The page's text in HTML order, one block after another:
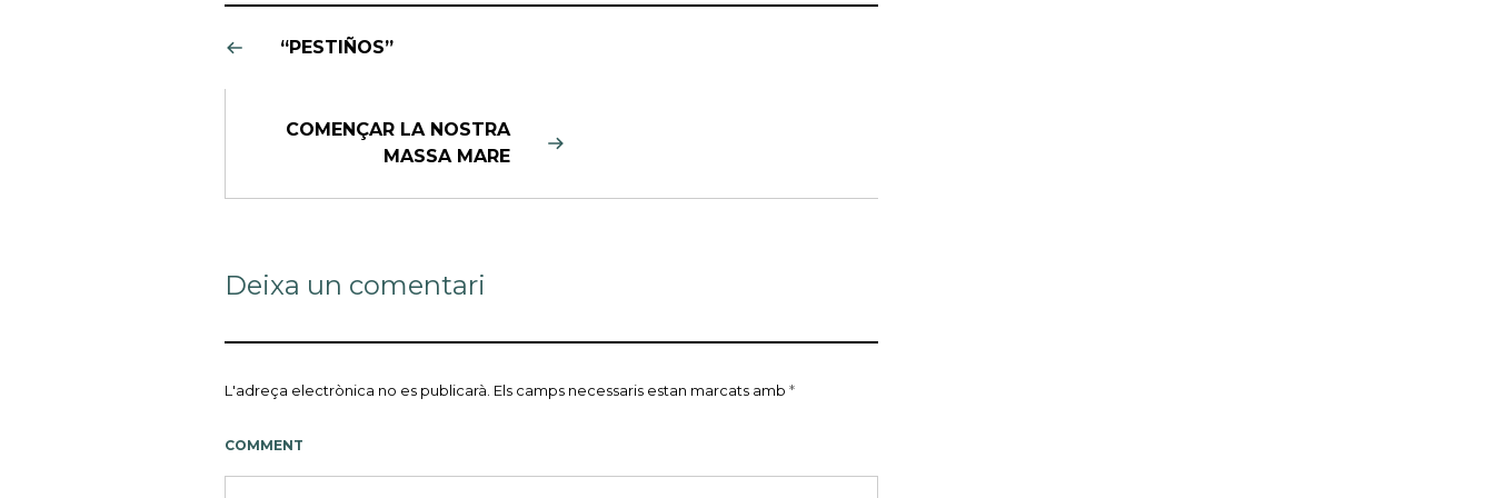
“PESTIÑOS”
COMENÇAR LA NOSTRA
MASSA MARE
Deixa un comentari
L'adreça electrònica no es publicarà. Els camps necessaris estan marcats amb *
COMMENT